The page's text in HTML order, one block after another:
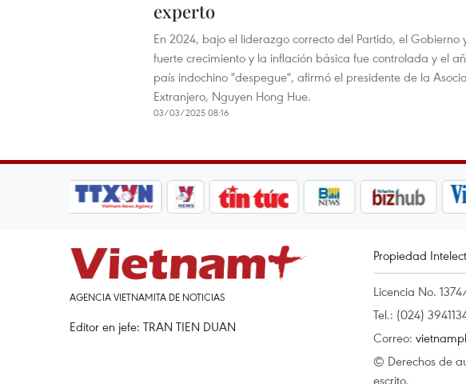
experto
En 2024, bajo el liderazgo correcto del Partido, el
fuerte crecimiento y la inflación básica fue controlada y el
país indochino "despegue", afirmó el presidente de la
Extranjero, Nguyen Hong Hue.
03/03/2025 08:16
AGENCIA VIETNAMITA DE NOTICIAS
Editor en jefe: TRAN TIEN DUAN
Propiedad
Licencia No.
Tel.: (024)
Correo:
© Derechos de
escrito.